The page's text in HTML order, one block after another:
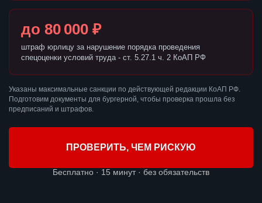
до 80 000 ₽
штраф юрлицу за нарушение порядка проведения
спецоценки условий труда - ст. 5.27.1 ч. 2 КоАП РФ
Указаны максимальные санкции по действующей редакции КоАП РФ.
Подготовим документы для бургерной, чтобы проверка прошла без
предписаний и штрафов.
ПРОВЕРИТЬ, ЧЕМ РИСКУЮ
Бесплатно · 15 минут · без обязательств